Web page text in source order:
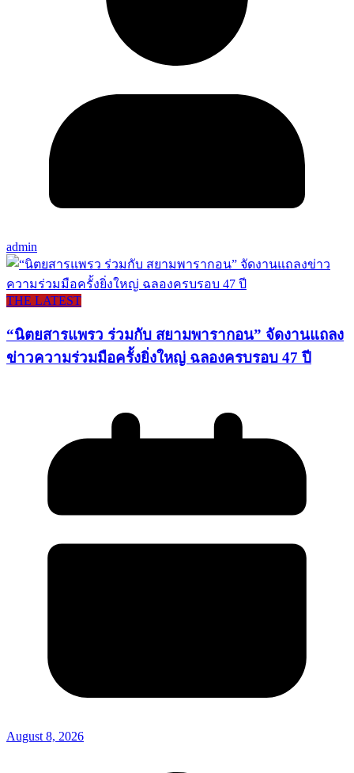
admin
THE LATEST
“นิตยสารแพรว ร่วมกับ สยามพารากอน” จัดงานแถลง
ข่าวความร่วมมือครั้งยิ่งใหญ่ ฉลองครบรอบ 47 ปี
August 8, 2026